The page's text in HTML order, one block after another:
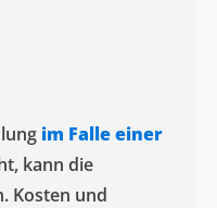
im Falle einer
kann die
Kosten und